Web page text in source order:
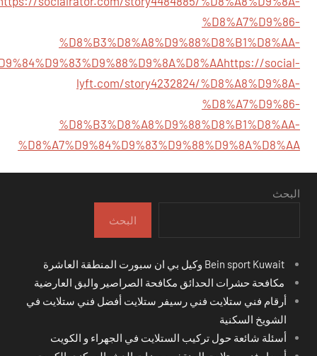
%D8%A7%D9%86-
%D8%B3%D8%A8%D9%88%D8%B1%D8%AA-
https://social-
lyft.com/story4232824/%D8%A8%D9%8A-
%D8%A7%D9%86-
%D8%B3%D8%A8%D9%88%D8%B1%D8%AA-
%D8%A7%D9%84%D9%83%D9%88%D9%8A%D8%AA
البحث
البحث
مكافحة حشرات الحدائق مكافحة الصراصير والبق العارضية
أرقام فني ستلايت فني رسيفر ستلايت أفضل فني ستلايت في
الشويخ السكنية
أسئلة شائعة حول تركيب الستلايت في الجهراء و الكويت